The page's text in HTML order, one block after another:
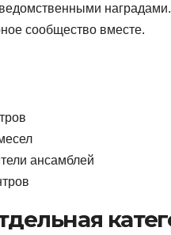
сообщество вместе.
ансамблей